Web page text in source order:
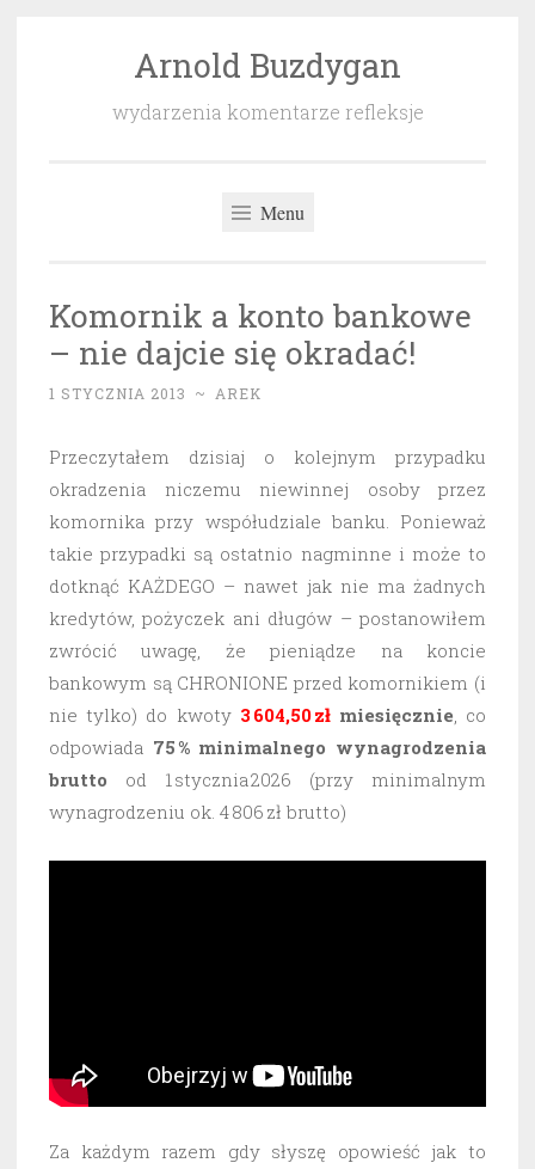
Arnold Buzdygan
wydarzenia komentarze refleksje
Menu
Komornik a konto bankowe
– nie dajcie się okradać!
1 STYCZNIA 2013 ~ AREK
Przeczytałem dzisiaj o kolejnym przypadku
okradzenia niczemu niewinnej osoby przez
komornika przy współudziale banku. Ponieważ
takie przypadki są ostatnio nagminne i może to
dotknąć KAŻDEGO – nawet jak nie ma żadnych
kredytów, pożyczek ani długów – postanowiłem
zwrócić uwagę, że pieniądze na koncie
bankowym są CHRONIONE przed komornikiem (i
nie tylko) do kwoty 3 604,50 złmiesięcznie, co
odpowiada 75 % minimalnego wynagrodzenia
brutto od 1 stycznia 2026 (przy minimalnym
wynagrodzeniu ok. 4 806 zł brutto)
Za każdym razem gdy słyszę opowieść jak to